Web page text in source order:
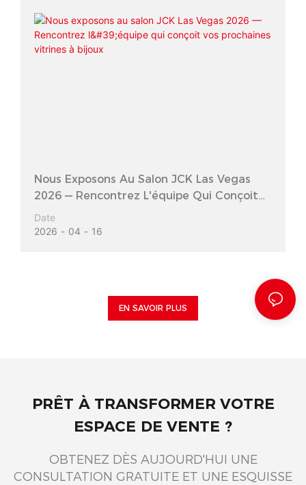
Nous Exposons Au Salon JCK Las Vegas
2026 — Rencontrez L'équipe Qui Conçoit
Vos Prochaines Vitrines À Bijoux
Date
2026
04 16
EN SAVOIR PLUS
PRÊT À TRANSFORMER VOTRE
ESPACE DE VENTE ?
OBTENEZ DÈS AUJOURD'HUI UNE
CONSULTATION GRATUITE ET UNE ESQUISSE